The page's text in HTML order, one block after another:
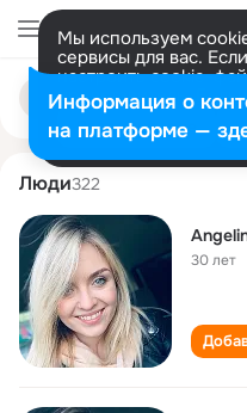
Мы используем
сервисы для вас.
настроить cookie-
представитель.
Разрешить все
Поиск
людям
angelina
Люди322
30 лет
Информация о
на платформе —